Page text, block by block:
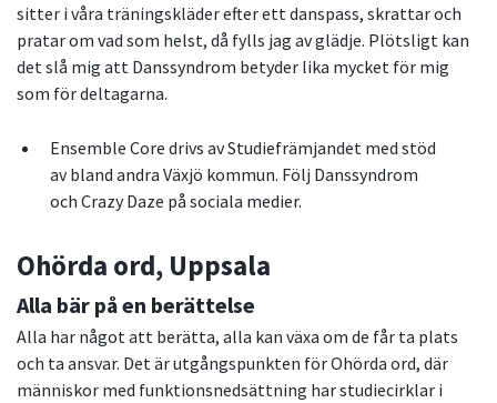
sitter i våra träningskläder efter ett danspass, skrattar och
pratar om vad som helst, då fylls jag av glädje. Plötsligt kan
det slå mig att Danssyndrom betyder lika mycket för mig
som för deltagarna.
Ensemble Core drivs av Studiefrämjandet med stöd
av bland andra Växjö kommun. Följ Danssyndrom
och Crazy Daze på sociala medier.
Ohörda ord, Uppsala
Alla bär på en berättelse
Alla har något att berätta, alla kan växa om de får ta plats
och ta ansvar. Det är utgångspunkten för Ohörda ord, där
människor med funktionsnedsättning har studiecirklar i